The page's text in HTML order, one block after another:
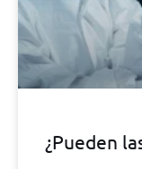
¿Pueden